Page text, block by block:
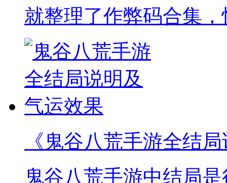
就整理了作弊码合集
《鬼谷八荒手游全结
鬼谷八荒手游中结局